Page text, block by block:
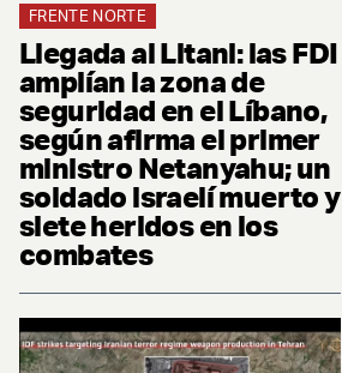
FRENTE NORTE
Llegada al Litani: las FDI
amplían la zona de
seguridad en el Líbano,
según afirma el primer
ministro Netanyahu; un
soldado israelí muerto y
siete heridos en los
combates